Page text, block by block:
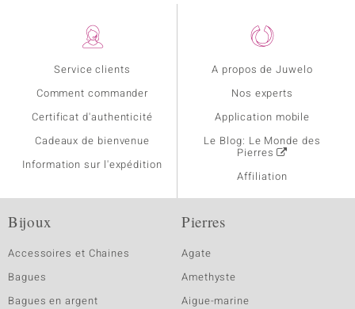
Service clients
Comment commander
Certificat d'authenticité
Cadeaux de bienvenue
Information sur l'expédition
A propos de Juwelo
Nos experts
Application mobile
Le Blog: Le Monde des
Pierres
Affiliation
Bijoux
Accessoires et Chaines
Bagues
Bagues en argent
Pierres
Agate
Amethyste
Aigue-marine